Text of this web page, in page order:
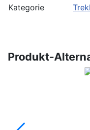
Kategorie
Produkt-